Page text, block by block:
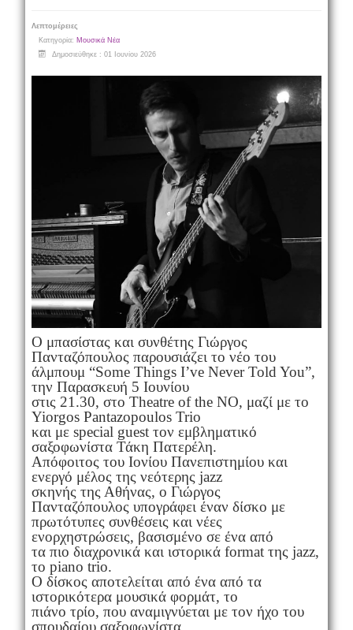
Λεπτομέρειες
Κατηγορία: Μουσικά Νέα
Δημοσιεύθηκε : 01 Ιουνίου 2026
Ο μπασίστας και συνθέτης Γιώργος
Πανταζόπουλος παρουσιάζει το νέο του
άλμπουμ “Some Things I’ve Never Told You”,
την Παρασκευή 5 Ιουνίου
στις 21.30, στο Theatre of the NO, μαζί με το
Yiorgos Pantazopoulos Trio
και με special guest τον εμβληματικό
σαξοφωνίστα Τάκη Πατερέλη.
Απόφοιτος του Ιονίου Πανεπιστημίου και
ενεργό μέλος της νεότερης jazz
σκηνής της Αθήνας, ο Γιώργος
Πανταζόπουλος υπογράφει έναν δίσκο με
πρωτότυπες συνθέσεις και νέες
ενορχηστρώσεις, βασισμένο σε ένα από
τα πιο διαχρονικά και ιστορικά format της jazz,
το piano trio.
Ο δίσκος αποτελείται από ένα από τα
ιστορικότερα μουσικά φορμάτ, το
πιάνο τρίο, που αναμιγνύεται με τον ήχο του
σπουδαίου σαξοφωνίστα